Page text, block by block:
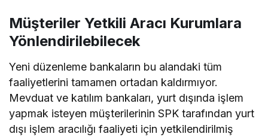
Müşteriler Yetkili Aracı Kurumlara
Yönlendirilebilecek
Yeni düzenleme bankaların bu alandaki tüm
faaliyetlerini tamamen ortadan kaldırmıyor.
Mevduat ve katılım bankaları, yurt dışında işlem
yapmak isteyen müşterilerinin SPK tarafından yurt
dışı işlem aracılığı faaliyeti için yetkilendirilmiş